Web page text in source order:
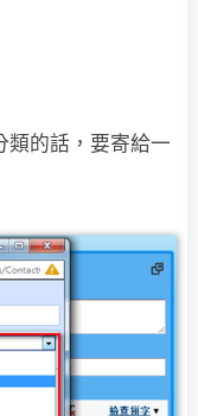
類的話，要寄給一